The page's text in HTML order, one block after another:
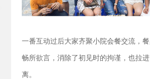
一番互动过后大家齐聚小院会餐交流，
畅所欲言，消除了初见时的拘谨，也拉
离。